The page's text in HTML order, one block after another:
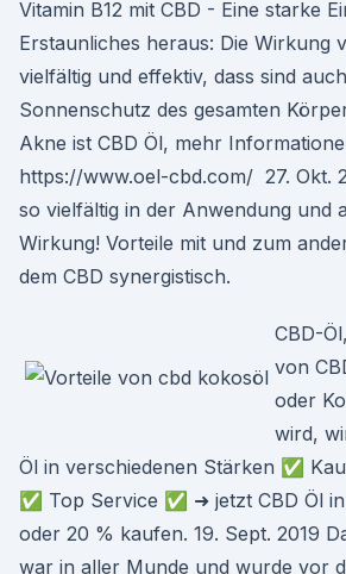
Vitamin B12 mit CBD - Eine starke
Erstaunliches heraus: Die Wirkung
vielfältig und effektiv, dass sind
Sonnenschutz des gesamten
Akne ist CBD Öl, mehr
https://www.oel-cbd.com/ 27. Okt.
so vielfältig in der Anwendung und
Wirkung! Vorteile mit und zum
dem CBD synergistisch.
CBD-
von
oder
wird,
Öl in verschiedenen Stärken ✅
✅ Top Service ✅ ➜ jetzt CBD Öl
oder 20 % kaufen. 19. Sept. 2019
war in aller Munde und wurde vor